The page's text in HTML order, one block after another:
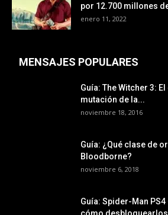
por 12.700 millones
enero 11, 2022
MENSAJES POPULARES
Guía: The Witcher 3:
mutación de la...
noviembre 18, 2016
Guía: ¿Qué clase de
Bloodborne?
noviembre 6, 2018
Guía: Spider-Man